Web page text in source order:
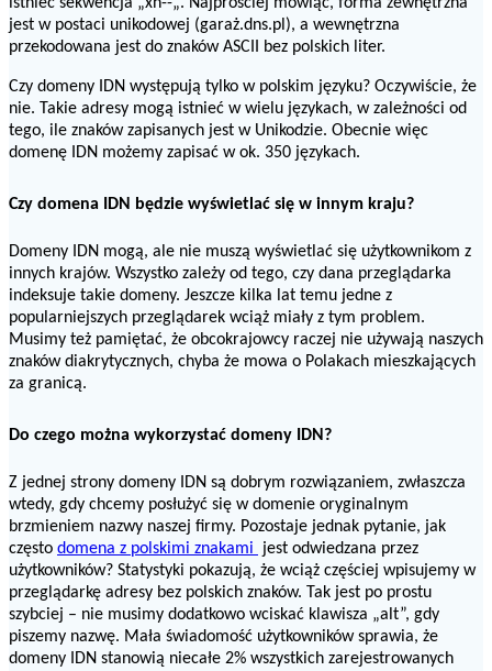
istnieć sekwencja „xn--„. Najprościej mówiąc, forma zewnętrzna
jest w postaci unikodowej (garaż.dns.pl), a wewnętrzna
przekodowana jest do znaków ASCII bez polskich liter.
Czy domeny IDN występują tylko w polskim języku? Oczywiście, że
nie. Takie adresy mogą istnieć w wielu językach, w zależności od
tego, ile znaków zapisanych jest w Unikodzie. Obecnie więc
domenę IDN możemy zapisać w ok. 350 językach.
Czy domena IDN będzie wyświetlać się w innym kraju?
Domeny IDN mogą, ale nie muszą wyświetlać się użytkownikom z
innych krajów. Wszystko zależy od tego, czy dana przeglądarka
indeksuje takie domeny. Jeszcze kilka lat temu jedne z
popularniejszych przeglądarek wciąż miały z tym problem.
Musimy też pamiętać, że obcokrajowcy raczej nie używają naszych
znaków diakrytycznych, chyba że mowa o Polakach mieszkających
za granicą.
Do czego można wykorzystać domeny IDN?
Z jednej strony domeny IDN są dobrym rozwiązaniem, zwłaszcza
wtedy, gdy chcemy posłużyć się w domenie oryginalnym
brzmieniem nazwy naszej firmy. Pozostaje jednak pytanie, jak
często domena z polskimi znakami
jest odwiedzana przez
użytkowników? Statystyki pokazują, że wciąż częściej wpisujemy w
przeglądarkę adresy bez polskich znaków. Tak jest po prostu
szybciej – nie musimy dodatkowo wciskać klawisza „alt”, gdy
piszemy nazwę. Mała świadomość użytkowników sprawia, że
domeny IDN stanowią niecałe 2% wszystkich zarejestrowanych